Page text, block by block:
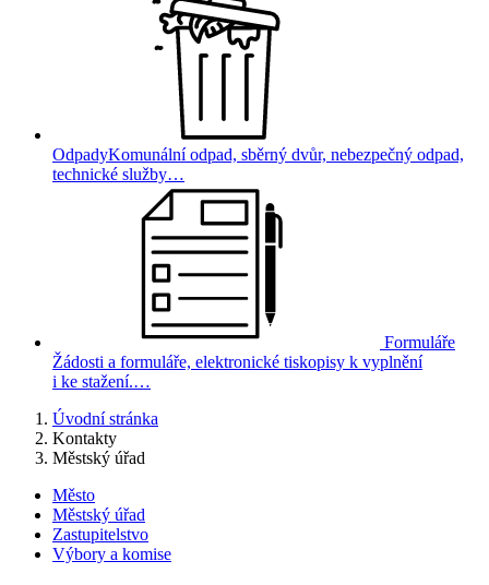
OdpadyKomunální odpad, sběrný dvůr, nebezpečný odpad,
technické služby…
Formuláře
Žádosti a formuláře, elektronické tiskopisy k vyplnění
i ke stažení.…
Úvodní stránka
Kontakty
Městský úřad
Město
Městský úřad
Zastupitelstvo
Výbory a komise